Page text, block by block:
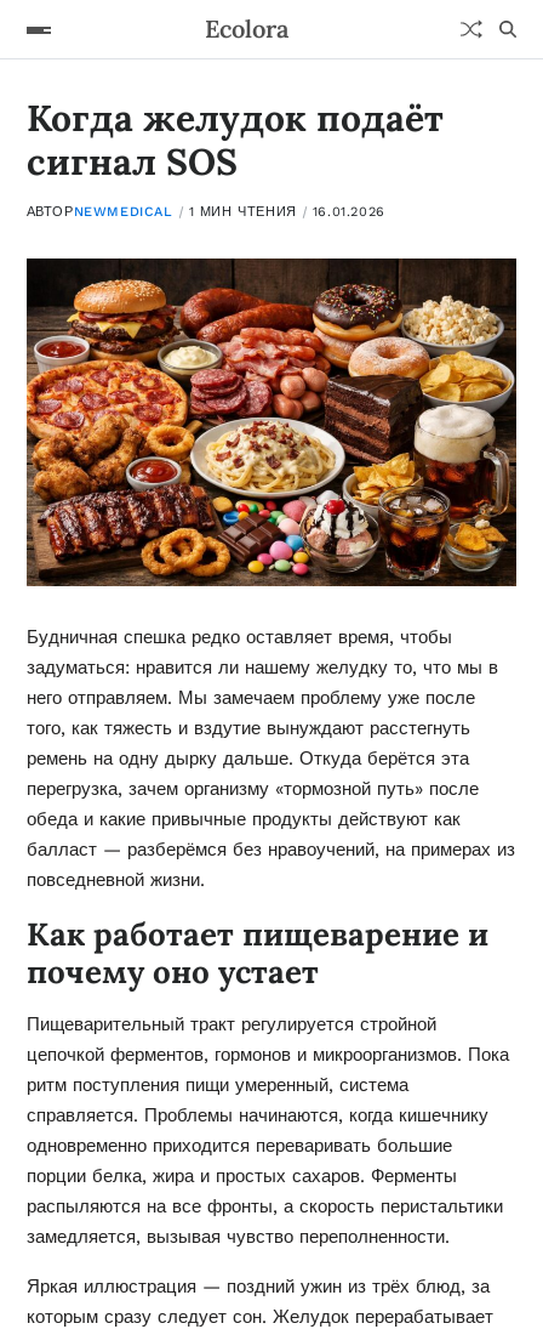
Ecolora
Когда желудок подаёт
сигнал SOS
АВТОРNEWMEDICAL 1 МИН ЧТЕНИЯ 16.01.2026
Будничная спешка редко оставляет время, чтобы
задуматься: нравится ли нашему желудку то, что мы в
него отправляем. Мы замечаем проблему уже после
того, как тяжесть и вздутие вынуждают расстегнуть
ремень на одну дырку дальше. Откуда берётся эта
перегрузка, зачем организму «тормозной путь» после
обеда и какие привычные продукты действуют как
балласт — разберёмся без нравоучений, на примерах из
повседневной жизни.
Как работает пищеварение и
почему оно устает
Пищеварительный тракт регулируется стройной
цепочкой ферментов, гормонов и микроорганизмов. Пока
ритм поступления пищи умеренный, система
справляется. Проблемы начинаются, когда кишечнику
одновременно приходится переваривать большие
порции белка, жира и простых сахаров. Ферменты
распыляются на все фронты, а скорость перистальтики
замедляется, вызывая чувство переполненности.
Яркая иллюстрация — поздний ужин из трёх блюд, за
которым сразу следует сон. Желудок перерабатывает